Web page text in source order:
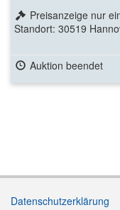
Preisanzeige nur
Standort: 30519
Auktion beendet
Datenschutzerklärung